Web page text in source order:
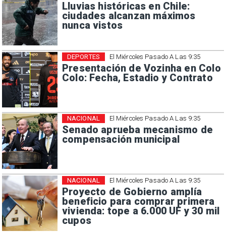
Lluvias históricas en Chile:
ciudades alcanzan máximos
nunca vistos
El Miércoles Pasado A Las 9:35
Presentación de Vozinha en Colo
Colo: Fecha, Estadio y Contrato
DEPORTES
El Miércoles Pasado A Las 9:35
Senado aprueba mecanismo de
compensación municipal
NACIONAL
El Miércoles Pasado A Las 9:35
Proyecto de Gobierno amplía
beneficio para comprar primera
vivienda: tope a 6.000 UF y 30 mil
cupos
NACIONAL